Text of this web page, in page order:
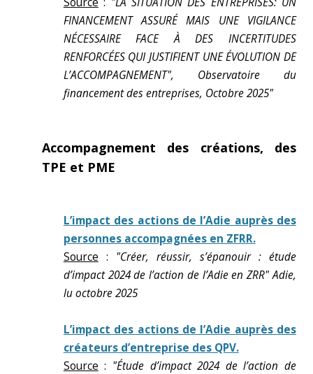
FINANCEMENT ASSURÉ MAIS UNE VIGILANCE
NÉCESSAIRE FACE À DES INCERTITUDES
RENFORCÉES QUI JUSTIFIENT UNE ÉVOLUTION DE
L’ACCOMPAGNEMENT", Observatoire du
financement des entreprises, Octobre 2025"
Accompagnement des créations, des
TPE et PME
L’impact des actions de l’Adie auprès des
personnes accompagnées en ZFRR.
Source : "Créer, réussir, s’épanouir : étude
d’impact 2024 de l’action de l’Adie en ZRR" Adie,
lu octobre 2025
L’impact des actions de l’Adie auprès des
créateurs d’entreprise des QPV.
Source : "Étude d’impact 2024 de l’action de